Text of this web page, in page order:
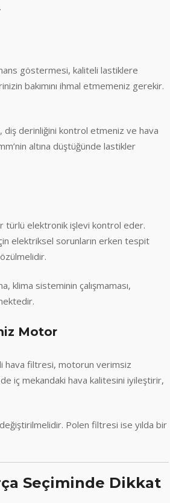
göstermesi, kaliteli lastiklere
bakımını ihmal etmemeniz gerekir.
derinliğini kontrol etmeniz ve hava
altına düştüğünde lastikler
türlü elektronik işlevi kontrol eder.
elektriksel sorunların erken tespit
klima sisteminin çalışmaması,
Motor
hava filtresi, motorun verimsiz
iç mekandaki hava kalitesini iyileştirir,
Polen filtresi ise yılda bir
Seçiminde Dikkat